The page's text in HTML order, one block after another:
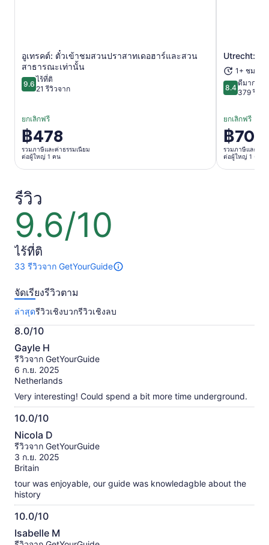
อูเทรคต์: ตั๋วเข้าชมสวนปราสาทเดอฮาร์และสวน
สาธารณะเท่านั้น
9.69.6 จาก 10
ไร้ที่ติ
21 รีวิวจาก
ยกเลิกฟรี
ราคา
อยู่
ต่อ
ผู้ใหญ่
1
คน
฿478
รวมภาษีและค่าธรรมเนียม
ต่อผู้ใหญ่ 1 คน
เปิดในแท็บใหม่ Utrecht: ล่อ
1+ ชม.
8.48.4 จาก 10
ดีมาก
379 รีวิว
ยกเลิกฟรี
ราคา
อยู่
฿707
รวมภาษีและค่าธ
ต่อผู้ใหญ่ 1 คน
รีวิว
9.6/10
9.6
จาก
10
ไร้ที่ติ
33 รีวิวจาก GetYourGuide
มี
รีวิว
กับ
กิจกรรม
นี้
ข้อมูล
เพิ่ม
เติม
เกี่ยว
รีวิว
ได้
รับ
การ
ตรวจ
สอบ
จัดเรียงรีวิวตาม
ล่าสุดรีวิวเชิงบวกรีวิวเชิงลบ
8.0/10
8.0
จาก
10
Gayle H
รีวิวจาก GetYourGuide
6 ก.ย. 2025
Netherlands
Very interesting! Could spend a bit more time underground.
10.0/10
10.0
จาก
10
Nicola D
รีวิวจาก GetYourGuide
3 ก.ย. 2025
Britain
tour was enjoyable, our guide was knowledagble about the
history
10.0/10
10.0
จาก
Isabelle M